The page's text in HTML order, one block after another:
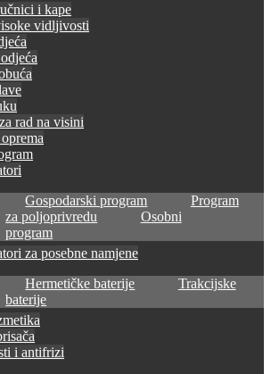
i kape
vidljivosti
rad na visini
Gospodarski program
Program
za poljoprivredu
Osobni
program
za posebne namjene
Hermetičke baterije
Trakcijske
baterije
i antifrizi